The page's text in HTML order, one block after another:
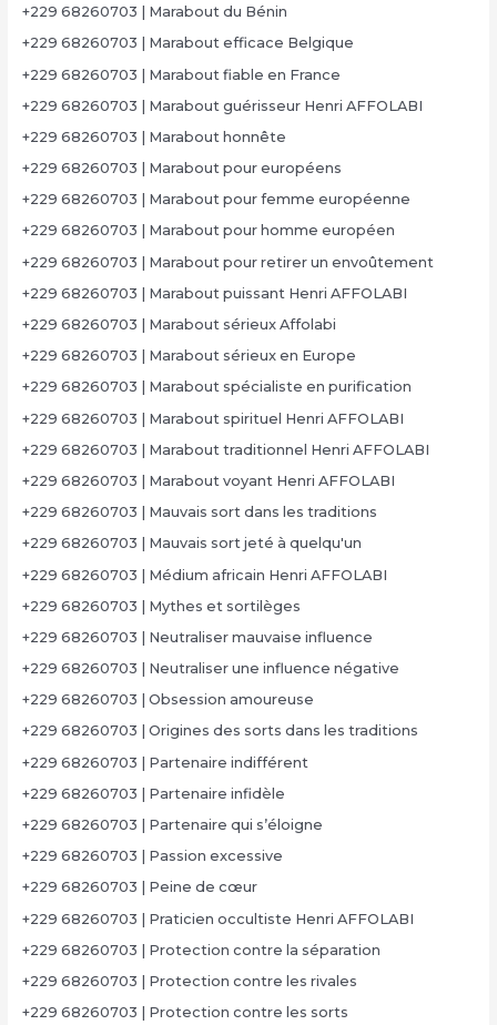
+229 68260703 | Marabout du Bénin
+229 68260703 | Marabout efficace Belgique
+229 68260703 | Marabout fiable en France
+229 68260703 | Marabout guérisseur Henri AFFOLABI
+229 68260703 | Marabout honnête
+229 68260703 | Marabout pour européens
+229 68260703 | Marabout pour femme européenne
+229 68260703 | Marabout pour homme européen
+229 68260703 | Marabout pour retirer un envoûtement
+229 68260703 | Marabout puissant Henri AFFOLABI
+229 68260703 | Marabout sérieux Affolabi
+229 68260703 | Marabout sérieux en Europe
+229 68260703 | Marabout spécialiste en purification
+229 68260703 | Marabout spirituel Henri AFFOLABI
+229 68260703 | Marabout traditionnel Henri AFFOLABI
+229 68260703 | Marabout voyant Henri AFFOLABI
+229 68260703 | Mauvais sort dans les traditions
+229 68260703 | Mauvais sort jeté à quelqu'un
+229 68260703 | Médium africain Henri AFFOLABI
+229 68260703 | Mythes et sortilèges
+229 68260703 | Neutraliser mauvaise influence
+229 68260703 | Neutraliser une influence négative
+229 68260703 | Obsession amoureuse
+229 68260703 | Origines des sorts dans les traditions
+229 68260703 | Partenaire indifférent
+229 68260703 | Partenaire infidèle
+229 68260703 | Partenaire qui s’éloigne
+229 68260703 | Passion excessive
+229 68260703 | Peine de cœur
+229 68260703 | Praticien occultiste Henri AFFOLABI
+229 68260703 | Protection contre la séparation
+229 68260703 | Protection contre les rivales
+229 68260703 | Protection contre les sorts